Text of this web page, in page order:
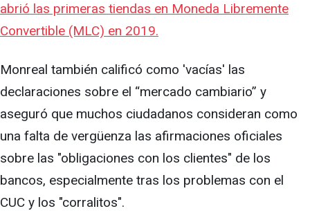
abrió las primeras tiendas en Moneda Libremente
Convertible (MLC) en 2019.
Monreal también calificó como 'vacías' las
declaraciones sobre el “mercado cambiario” y
aseguró que muchos ciudadanos consideran como
una falta de vergüenza las afirmaciones oficiales
sobre las "obligaciones con los clientes" de los
bancos, especialmente tras los problemas con el
CUC y los "corralitos".